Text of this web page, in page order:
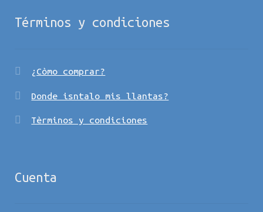
Términos y condiciones
¿Còmo comprar?
Donde isntalo mis llantas?
Tèrminos y condiciones
Cuenta